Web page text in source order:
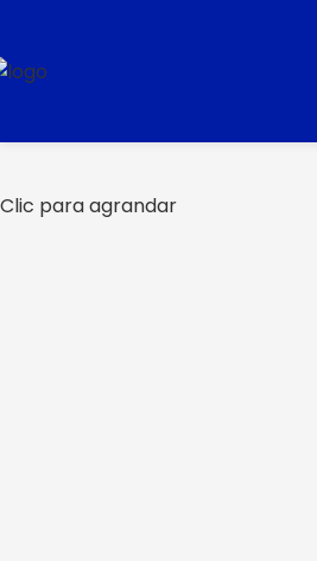
Clic para agrandar